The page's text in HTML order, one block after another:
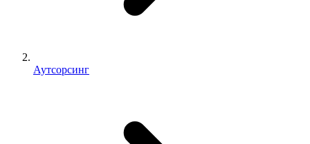
Аутсорсинг